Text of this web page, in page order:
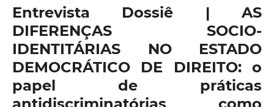
Entrevista Dossiê | AS
DIFERENÇAS SOCIO-
IDENTITÁRIAS NO ESTADO
DEMOCRÁTICO DE DIREITO: o
papel de práticas